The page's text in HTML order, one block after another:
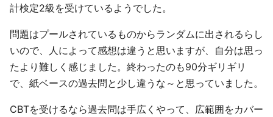
計検定2級を受けているようでした。
問題はプールされているものからランダムに出されるらし
いので、人によって感想は違うと思いますが、自分は思っ
たより難しく感じました。終わったのも90分ギリギリ
で、紙ベースの過去問と少し違うな～と思っていました。
CBTを受けるなら過去問は手広くやって、広範囲をカバー